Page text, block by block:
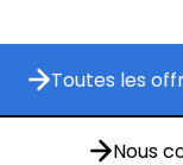
Toutes les
Nous